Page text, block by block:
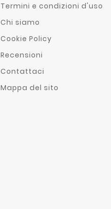
Termini e condizioni d'uso
Chi siamo
Cookie Policy
Recensioni
Contattaci
Mappa del sito